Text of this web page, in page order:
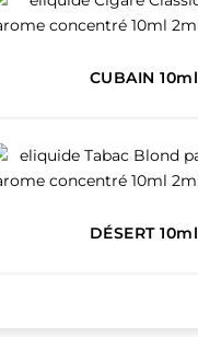
CUBAIN 10ml
DÉSERT 10ml